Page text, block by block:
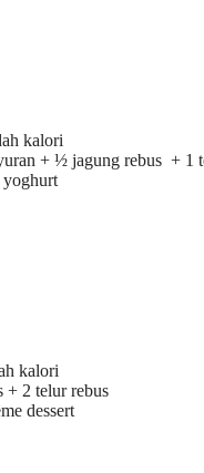
kalori
+ ½ jagung rebus + 1
yoghurt
kalori
2 telur rebus
dessert